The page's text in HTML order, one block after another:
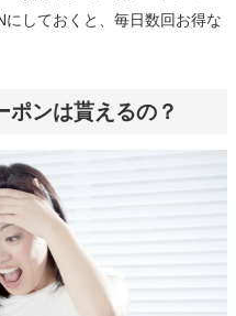
にしておくと、毎日数回お得な
ポンは貰えるの？